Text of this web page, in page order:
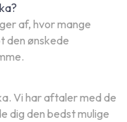
af, hvor mange
den ønskede
Vi har aftaler med de
dig den bedst mulige